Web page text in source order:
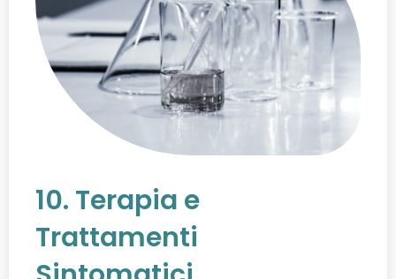
10. Terapia e
Trattamenti